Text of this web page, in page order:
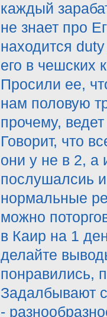
каждый
не знает про
находится
его в чешских
Просили ее,
нам половую
прочему,
Говорит, что
они у не в 2, а
послушалсиь и
нормальные
можно
в Каир на 1
делайте
понравились,
Задалбывают
-